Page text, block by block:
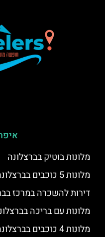
מלונות בוטיק בברצלונה
מלונות 5 כוכבים בברצלונה – בתי מלון יוקרתיים
דירות להשכרה במרכז
מלונות עם בריכה
מלונות 4 כוכבים בברצלונה